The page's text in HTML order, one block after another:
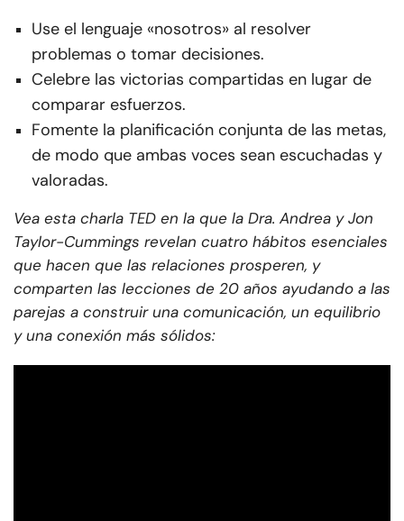
Use el lenguaje «nosotros» al resolver
problemas o tomar decisiones.
Celebre las victorias compartidas en lugar de
comparar esfuerzos.
Fomente la planificación conjunta de las metas,
de modo que ambas voces sean escuchadas y
valoradas.
Vea esta charla TED en la que la Dra. Andrea y Jon
Taylor-Cummings revelan cuatro hábitos esenciales
que hacen que las relaciones prosperen, y
comparten las lecciones de 20 años ayudando a las
parejas a construir una comunicación, un equilibrio
y una conexión más sólidos: